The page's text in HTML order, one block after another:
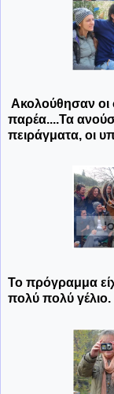
Ακολούθησαν οι
παρέα....Τα
πειράγματα, οι
Το πρόγραμμα
πολύ πολύ γέλιο.